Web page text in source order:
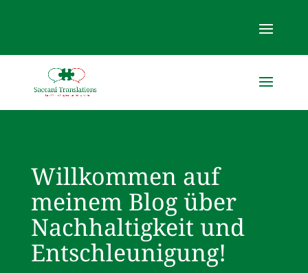
Willkommen auf
meinem Blog über
Nachhaltigkeit und
Entschleunigung!